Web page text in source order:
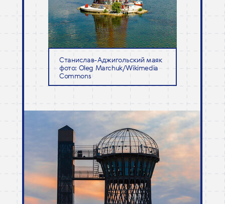
Станислав-Аджигольский маяк
фото: Oleg Marchuk/Wikimedia
Commons